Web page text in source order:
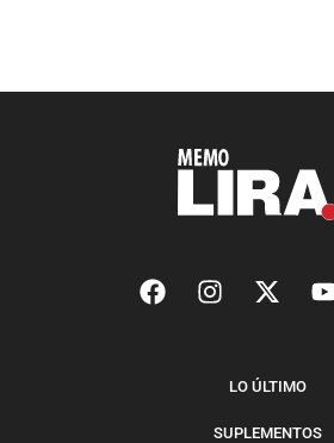
LO ÚLTIMO
SUPLEMENTOS